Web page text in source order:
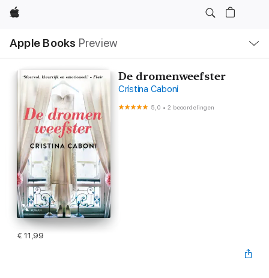
Apple
Apple Books Preview
lokaal
navigatiemenu
De dromenweefster
Cristina Caboni
5,0 •2 beoordelingen
€ 11,99